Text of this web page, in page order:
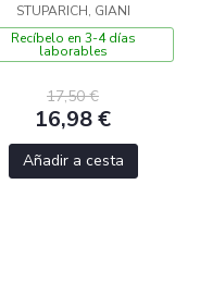
STUPARICH, GIANI
Recíbelo en 3-4 días
laborables
17,50 €
16,98 €
Añadir a cesta